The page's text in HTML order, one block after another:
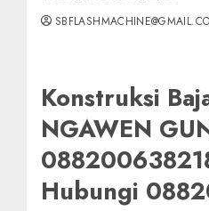
Konstruksi
NGAWEN
Hubungi